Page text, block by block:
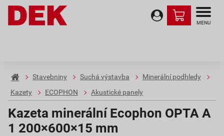
MENU
Stavebniny Suchá výstavba
Minerální podhledy
Kazety
ECOPHON Akustické panely
Kazeta minerální Ecophon OPTA A
1 200×600×15 mm